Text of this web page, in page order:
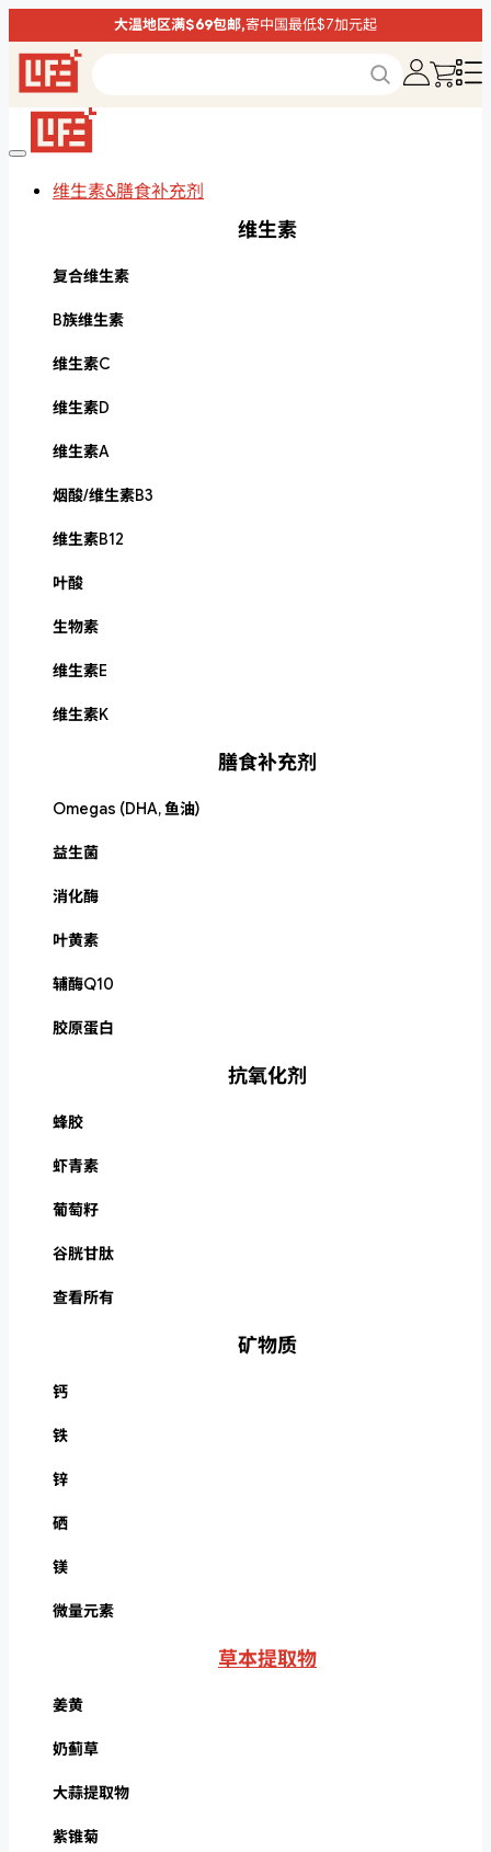
大温地区满$69包邮,寄中国最低$7加元起
维生素&膳食补充剂
维生素
复合维生素
B族维生素
维生素C
维生素D
维生素A
烟酸/维生素B3
维生素B12
叶酸
生物素
维生素E
维生素K
膳食补充剂
Omegas (DHA, 鱼油)
益生菌
消化酶
叶黄素
辅酶Q10
胶原蛋白
抗氧化剂
蜂胶
虾青素
葡萄籽
谷胱甘肽
查看所有
矿物质
钙
铁
锌
硒
镁
微量元素
草本提取物
姜黄
奶蓟草
大蒜提取物
紫锥菊